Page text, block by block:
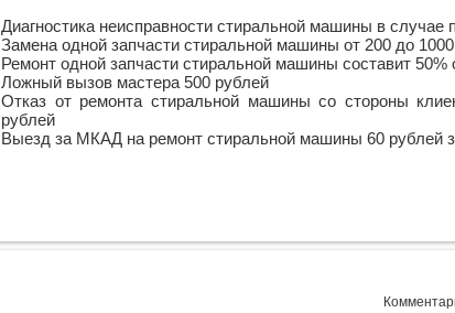
Диагностика неисправности стиральной машины в
Замена одной запчасти стиральной машины от 200 до
Ремонт одной запчасти стиральной машины составит 50%
Ложный вызов мастера 500 рублей
Отказ от ремонта стиральной машины со стороны
рублей
Выезд за МКАД на ремонт стиральной машины 60 рублей